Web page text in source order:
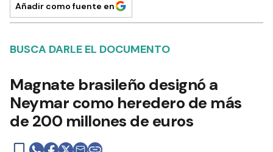
Añadir como fuente en
BUSCA DARLE EL DOCUMENTO
Magnate brasileño designó a
Neymar como heredero de más
de 200 millones de euros